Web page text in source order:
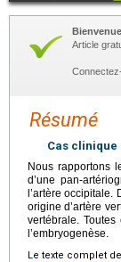
Article
Résumé
Cas clinique
Nous rapportons
d’une pan-
l’artère
origine d’artère
vertébrale.
l’embryogenèse.
Le texte complet